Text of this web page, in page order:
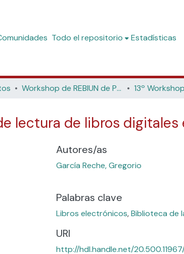
Todo el repositorio Estadísticas
Workshop de REBIUN de Proyectos Digitales
lectura de libros digitales
Autores/as
García Reche, Gregorio
Palabras clave
Libros electrónicos,Biblioteca de
URI
http://hdl.handle.net/